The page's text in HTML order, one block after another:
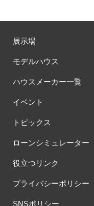
展示場
モデルハウス
ハウスメーカー一覧
イベント
トピックス
ローンシミュレーター
役立つリンク
プライバシーポリシー
SNSポリシー